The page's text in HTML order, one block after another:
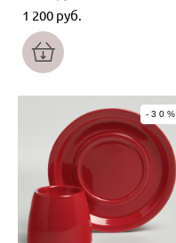
1 200 pуб.
-30%